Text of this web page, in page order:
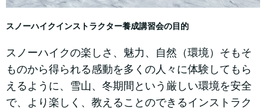
スノーハイクインストラクター養成講習会の目的
スノーハイクの楽しさ、魅力、自然（環境）そもそ
ものから得られる感動を多くの人々に体験してもら
えるように、雪山、冬期間という厳しい環境を安全
で、より楽しく、教えることのできるインストラク